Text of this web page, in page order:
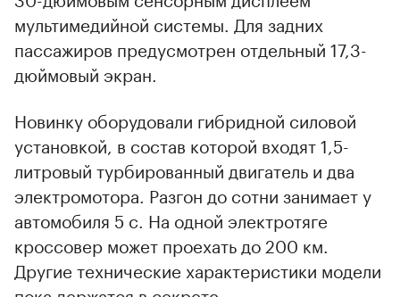
мультимедийной системы. Для задних
пассажиров предусмотрен отдельный 17,3-
дюймовый экран.
Новинку оборудовали гибридной силовой
установкой, в состав которой входят 1,5-
литровый турбированный двигатель и два
электромотора. Разгон до сотни занимает у
автомобиля 5 с. На одной электротяге
кроссовер может проехать до 200 км.
Другие технические характеристики модели